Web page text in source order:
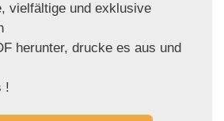
vielfältige und exklusive
herunter, drucke es aus und
!